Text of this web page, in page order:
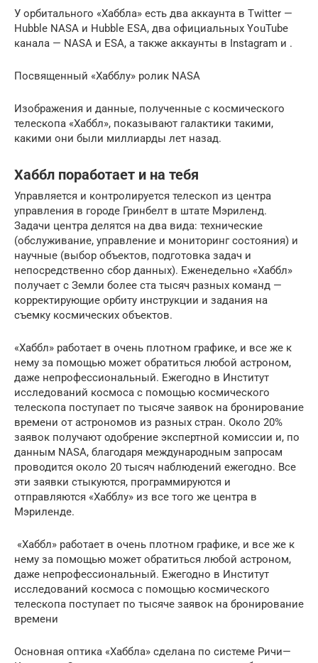
У орбитального «Хаббла» есть два аккаунта в Twitter —
Hubble NASA и Hubble ESA, два официальных YouTube
канала — NASA и ESA, а также аккаунты в Instagram и .
Посвященный «Хабблу» ролик NASA
Изображения и данные, полученные с космического
телескопа «Хаббл», показывают галактики такими,
какими они были миллиарды лет назад.
Хаббл поработает и на тебя
Управляется и контролируется телескоп из центра
управления в городе Гринбелт в штате Мэриленд.
Задачи центра делятся на два вида: технические
(обслуживание, управление и мониторинг состояния) и
научные (выбор объектов, подготовка задач и
непосредственно сбор данных). Еженедельно «Хаббл»
получает с Земли более ста тысяч разных команд —
корректирующие орбиту инструкции и задания на
съемку космических объектов.
«Хаббл» работает в очень плотном графике, и все же к
нему за помощью может обратиться любой астроном,
даже непрофессиональный. Ежегодно в Институт
исследований космоса с помощью космического
телескопа поступает по тысяче заявок на бронирование
времени от астрономов из разных стран. Около 20%
заявок получают одобрение экспертной комиссии и, по
данным NASA, благодаря международным запросам
проводится около 20 тысяч наблюдений ежегодно. Все
эти заявки стыкуются, программируются и
отправляются «Хабблу» из все того же центра в
Мэриленде.
«Хаббл» работает в очень плотном графике, и все же к
нему за помощью может обратиться любой астроном,
даже непрофессиональный. Ежегодно в Институт
исследований космоса с помощью космического
телескопа поступает по тысяче заявок на бронирование
времени
Основная оптика «Хаббла» сделана по системе Ричи—